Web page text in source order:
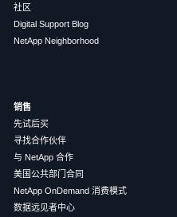
社区
Digital Support Blog
NetApp Neighborhood
销售
先试后买
寻找合作伙伴
与 NetApp 合作
美国公共部门合同
NetApp OnDemand 消费模式
数据远见者中心